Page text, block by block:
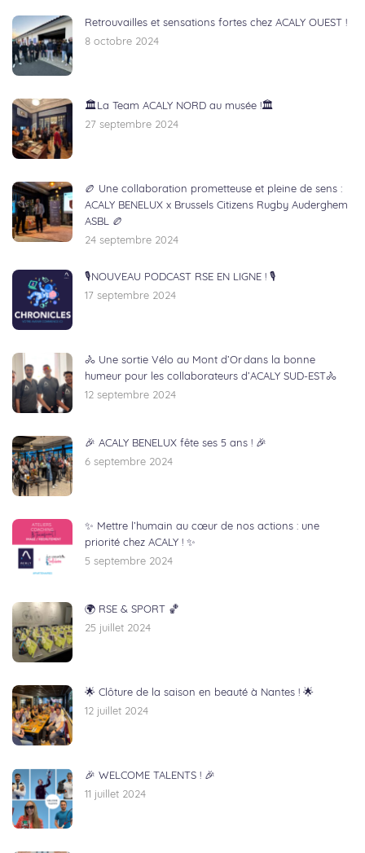
Retrouvailles et sensations fortes chez ACALY OUEST !
8 octobre 2024
🏛️La Team ACALY NORD au musée !🏛️
27 septembre 2024
🏉 Une collaboration prometteuse et pleine de sens :
ACALY BENELUX x Brussels Citizens Rugby Auderghem
ASBL 🏉
24 septembre 2024
🎙NOUVEAU PODCAST RSE EN LIGNE ! 🎙
17 septembre 2024
🚴 Une sortie Vélo au Mont d’Or dans la bonne
humeur pour les collaborateurs d’ACALY SUD-EST🚴
12 septembre 2024
🎉 ACALY BENELUX fête ses 5 ans ! 🎉
6 septembre 2024
✨ Mettre l’humain au cœur de nos actions : une
priorité chez ACALY ! ✨
5 septembre 2024
🌍 RSE & SPORT 🏀
25 juillet 2024
🌟 Clôture de la saison en beauté à Nantes ! 🌟
12 juillet 2024
🎉 WELCOME TALENTS ! 🎉
11 juillet 2024